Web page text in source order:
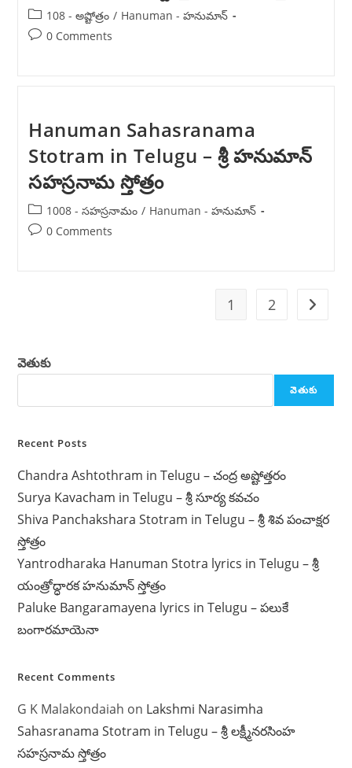
Post
category:
108 - అష్టోత్రం / Hanuman - హనుమాన్
Post0 Comments
Hanuman Sahasranama
Stotram in Telugu – శ్రీ హనుమాన్
సహస్రనామ స్తోత్రం
Post
category:
1008 - సహస్రనామం / Hanuman - హనుమాన్
Post0 Comments
1 2 Go to
వెతుకు
వెతుకు
Recent Posts
Chandra Ashtothram in Telugu – చంద్ర అష్టోత్తరం
Surya Kavacham in Telugu – శ్రీ సూర్య కవచం
Shiva Panchakshara Stotram in Telugu – శ్రీ శివ పంచాక్షర
స్తోత్రం
Yantrodharaka Hanuman Stotra lyrics in Telugu – శ్రీ
యంత్రోద్ధారక హనుమాన్ స్తోత్రం
Paluke Bangaramayena lyrics in Telugu – పలుకే
బంగారమాయెనా
Recent Comments
G K Malakondaiah on Lakshmi Narasimha
Sahasranama Stotram in Telugu – శ్రీ లక్ష్మీనరసింహ
సహస్రనామ స్తోత్రం